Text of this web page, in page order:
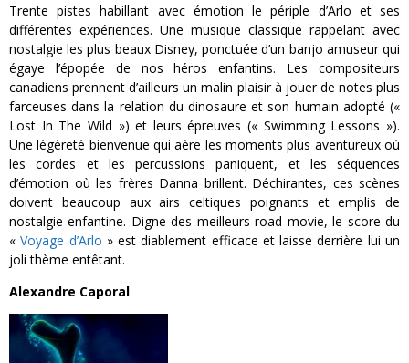
Trente pistes habillant avec émotion le périple d’Arlo et ses
différentes expériences. Une musique classique rappelant avec
nostalgie les plus beaux Disney, ponctuée d’un banjo amuseur qui
égaye l’épopée de nos héros enfantins. Les compositeurs
canadiens prennent d’ailleurs un malin plaisir à jouer de notes plus
farceuses dans la relation du dinosaure et son humain adopté («
Lost In The Wild ») et leurs épreuves (« Swimming Lessons »).
Une légèreté bienvenue qui aère les moments plus aventureux où
les cordes et les percussions paniquent, et les séquences
d’émotion où les frères Danna brillent. Déchirantes, ces scènes
doivent beaucoup aux airs celtiques poignants et emplis de
nostalgie enfantine. Digne des meilleurs road movie, le score du
«Voyage d’Arlo » est diablement efficace et laisse derrière lui un
joli thème entêtant.
Alexandre Caporal